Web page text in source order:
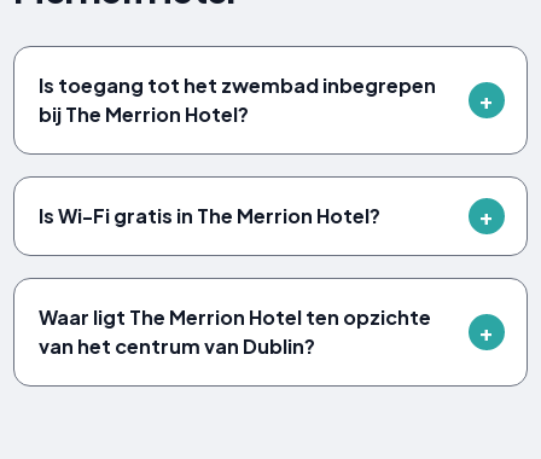
Is toegang tot het zwembad inbegrepen
bij The Merrion Hotel?
Is Wi-Fi gratis in The Merrion Hotel?
Waar ligt The Merrion Hotel ten opzichte
van het centrum van Dublin?